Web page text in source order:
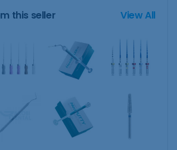
this seller View All